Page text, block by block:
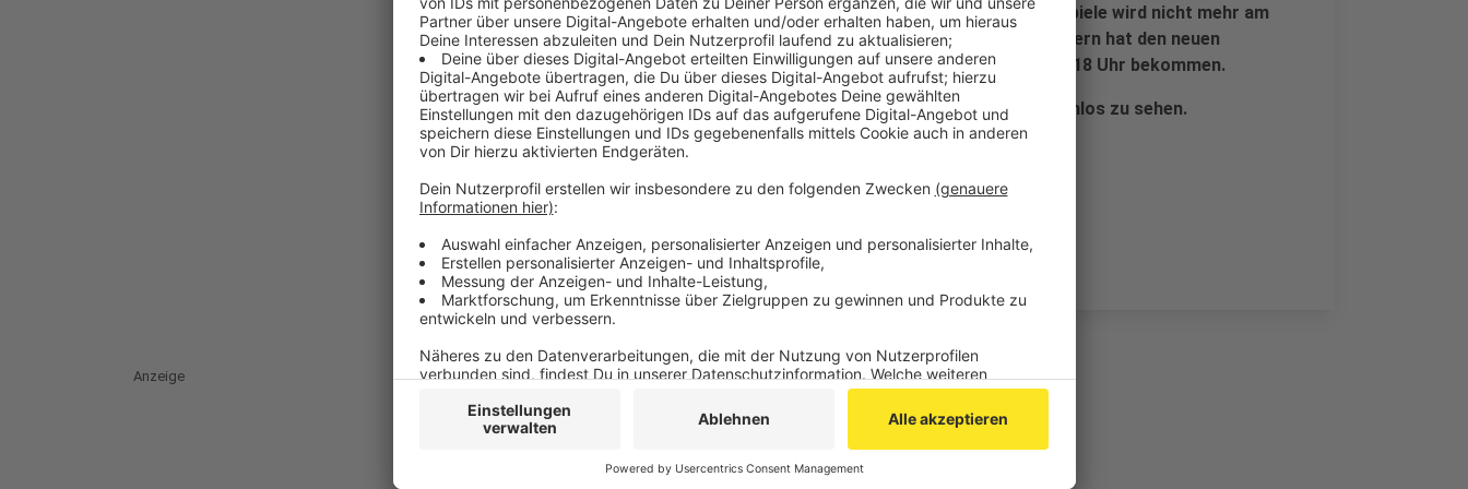
Supercup und die vier Halbfinals im Pokal. Der Großteil der Spiele wird nicht mehr am
frühen Mittwoch- oder Donnerstagabend ausgestrahlt, sondern hat den neuen
Sendeplatz am Samstagnachmittag zwischen 16:30 Uhr und 18 Uhr bekommen.
Alle anderen Partien sind im Internet beisporttotal.tv kostenlos zu sehen.
Veröffentlicht:Freitag, 04.09.2020 13:57
Anzeige